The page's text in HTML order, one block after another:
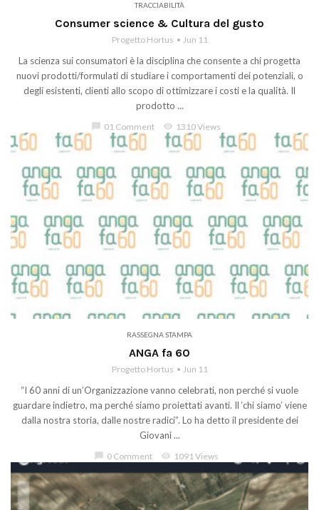
TRACCIABILITÀ
Consumer science & Cultura del gusto
Progetto Hortus Jun 11
La scienza sui consumatori è la disciplina che consente a chi progetta
nuovi prodotti/formulati di studiare i comportamenti dei potenziali, o
degli esistenti, clienti allo scopo di ottimizzare i costi e la qualità. Il
prodotto ...
chat_bubble 01 Comment visibility 1310 Views
RASSEGNA STAMPA
ANGA fa 60
Progetto Hortus Jun 11
“I 60 anni di un’Organizzazione vanno celebrati, non perché si vuole
guardare indietro, ma perché siamo proiettati avanti. Il ‘chi siamo’ viene
dalla nostra storia, dalle nostre radici”. Lo ha detto il presidente dei
Giovani ...
chat_bubble 0 Comment visibility 1091 Views